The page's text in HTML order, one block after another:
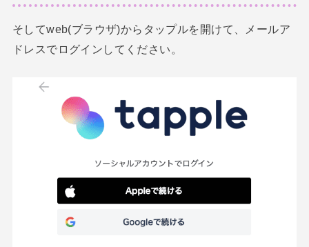
そしてweb(ブラウザ)からタップルを開けて、メールア
ドレスでログインしてください。